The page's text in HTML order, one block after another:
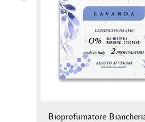
Bioprofumatore